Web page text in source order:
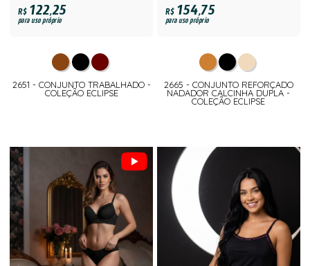
R$122,25
para uso próprio
2651 - CONJUNTO TRABALHADO -
COLEÇÃO ECLIPSE
R$154,75
para uso próprio
2665 - CONJUNTO REFORÇADO
NADADOR CALCINHA DUPLA -
COLEÇÃO ECLIPSE